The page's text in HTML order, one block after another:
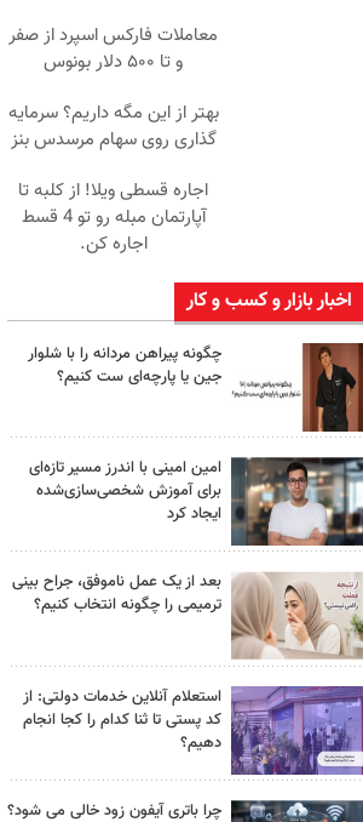
معاملات فارکس اسپرد از صفر
و تا ۵۰۰ دلار بونوس
بهتر از این مگه داریم؟ سرمایه
گذاری روی سهام مرسدس بنز
اجاره‌ قسطی ویلا! از کلبه تا
آپارتمان مبله رو تو 4 قسط
اجاره کن.
اخبار بازار و کسب و کار
چگونه پیراهن مردانه را با شلوار
جین یا پارچه‌ای ست کنیم؟
امین امینی با اندرز مسیر تازه‌ای
برای آموزش شخصی‌سازی‌شده
ایجاد کرد
بعد از یک عمل ناموفق، جراح بینی
ترمیمی را چگونه انتخاب کنیم؟
استعلام آنلاین خدمات دولتی: از
کد پستی تا ثنا کدام را کجا انجام
دهیم؟
چرا باتری آیفون زود خالی می شود؟